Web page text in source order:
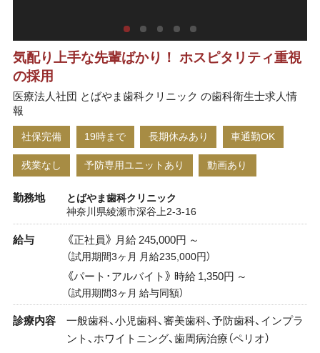
気配り上手な先輩ばかり！ ホスピタリティ重視
の採用
医療法人社団 とばやま歯科クリニック の歯科衛生士求人情
報
社保完備 19時まで 長期休みあり 車通勤OK
残業なし 予防専用ユニットあり 動画あり
勤務地 とばやま歯科クリニック
神奈川県綾瀬市深谷上2-3-16
給与 《正社員》 月給 245,000円 ～
（試用期間3ヶ月 月給235,000円）
《パート･アルバイト》 時給 1,350円 ～
（試用期間3ヶ月 給与同額）
診療内容
一般歯科、小児歯科、審美歯科、予防歯科、インプラ
ント、ホワイトニング、歯周病治療（ペリオ）